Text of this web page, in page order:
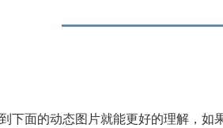
下面的动态图片就能更好的理解，如